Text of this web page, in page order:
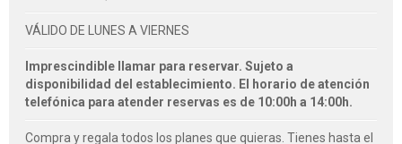
VÁLIDO DE LUNES A VIERNES
Imprescindible llamar para reservar. Sujeto a
disponibilidad del establecimiento. El horario de atención
telefónica para atender reservas es de 10:00h a 14:00h.
Compra y regala todos los planes que quieras. Tienes hasta el